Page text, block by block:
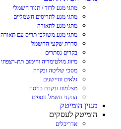
מתגי מגע לדוד / תנור חשמלי
מתגי מגע לתריסים חשמליים
מתגי מגע לתאורה
מתגי מגע משולבי תריס עם תאורה
סדרת שקעי החשמל
בקרים נסתרים
מיזוג מולטימדיה וחימום תת-רצפתי
מסכי שליטה ובקרה
גלאים וחיישנים
מצלמות ובקרת כניסה
התקני חשמל נוספים
מגזין הומיטק
הומיטק לעסקים
אדריכלים